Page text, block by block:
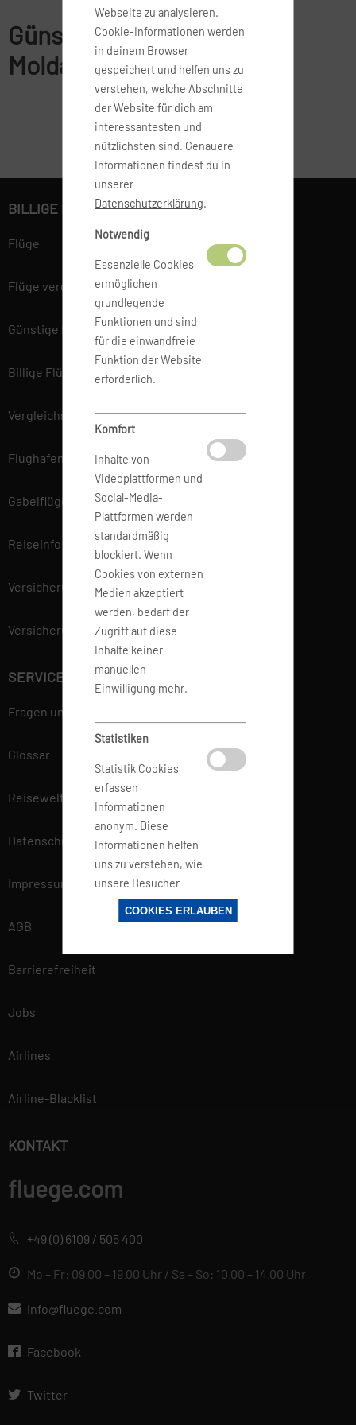
Günstige Flüge nach
Moldawien buchen
Webseite zu analysieren.
Cookie-Informationen werden
in deinem Browser
gespeichert und helfen uns zu
verstehen, welche Abschnitte
der Website für dich am
interessantesten und
nützlichsten sind. Genauere
Informationen findest du in
unserer
Datenschutzerklärung.
Notwendig
Essenzielle Cookies
ermöglichen
grundlegende
Funktionen und sind
für die einwandfreie
Funktion der Website
erforderlich.
Komfort
Inhalte von
Videoplattformen und
Social-Media-
Plattformen werden
standardmäßig
blockiert. Wenn
Cookies von externen
Medien akzeptiert
werden, bedarf der
Zugriff auf diese
Inhalte keiner
manuellen
Einwilligung mehr.
Statistiken
Statistik Cookies
erfassen
Informationen
anonym. Diese
Informationen helfen
uns zu verstehen, wie
unsere Besucher
unsere Website
nutzen.
Marketing
personalisierte
verfolgen.
Datenschutzerklärung
vorrangige Aufgabe, die
bereitgestellten
COOKIES ERLAUBEN
BILLIGE FLÜGE BUCHEN
Flüge
Flüge vergleichen
Günstige Flüge
Billige Flüge
Vergleichsportal
Flughafen Informationen
Gabelflüge
Reiseinfo
Versicherung
Versicherungsvertrag widerrufen
SERVICE
Fragen und Antworten
Glossar
Reisewelt
Datenschutz
Impressum
AGB
Barrierefreiheit
Jobs
Airlines
Airline-Blacklist
KONTAKT
fluege.com
+49 (0) 6109 / 505 400
Mo – Fr: 09.00 – 19.00 Uhr / Sa – So: 10.00 – 14.00 Uhr
info@fluege.com
Facebook
Twitter